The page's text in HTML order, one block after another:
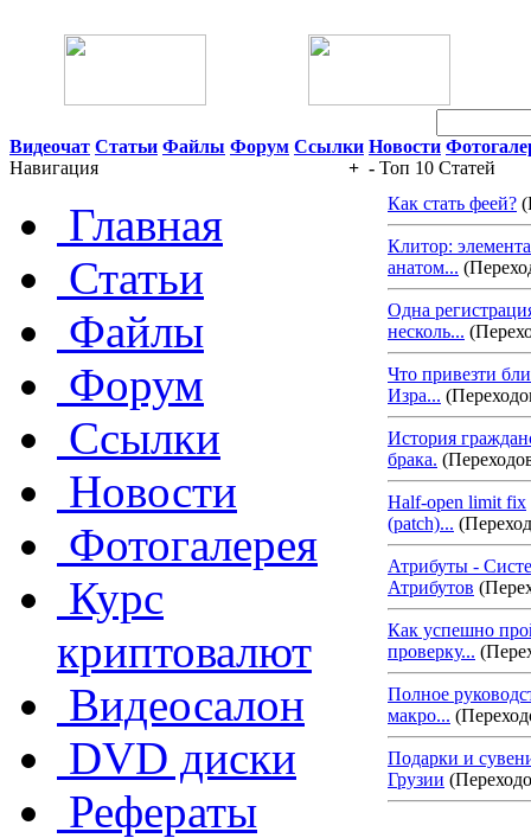
Видеочат Статьи Файлы Форум Ссылки Новости
Навигация
+ -
Главная
Статьи
Файлы
Форум
Ссылки
Новости
Фотогалерея
Курс
криптовалют
Видеосалон
DVD диски
Рефераты
Топ 10 Статей
Как стать феей?
Клитор:
анатом...
Одна
несколь...
Что привезти
Изра...
История
брака.
Half-open limit fix
(patch)...
Атрибуты -
Атрибутов
Как успешно
проверку...
Полное
макро...
Подарки и
Грузии